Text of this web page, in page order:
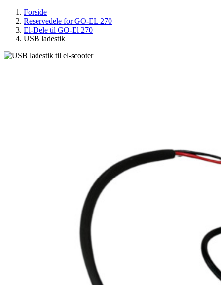
Forside
Reservedele for GO-EL 270
El-Dele til GO-El 270
USB ladestik